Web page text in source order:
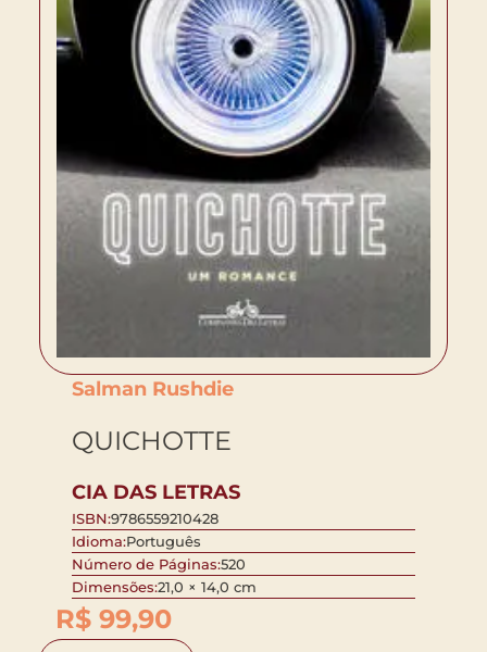
Salman Rushdie
QUICHOTTE
CIA DAS LETRAS
ISBN:9786559210428
Idioma:Português
Número de Páginas:520
Dimensões:21,0 × 14,0 cm
R$ 99,90